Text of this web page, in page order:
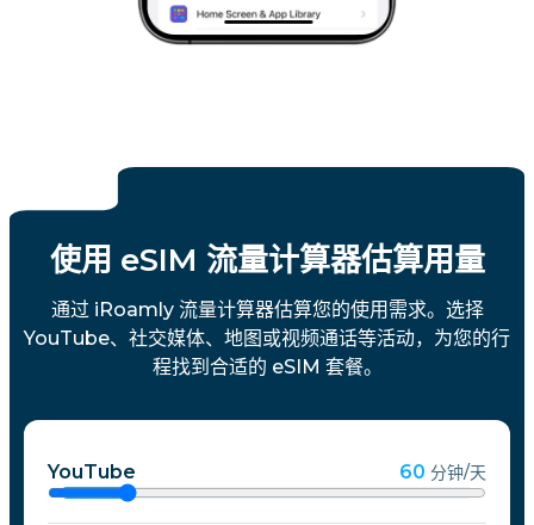
使用 eSIM 流量计算器估算用量
通过 iRoamly 流量计算器估算您的使用需求。选择
YouTube、社交媒体、地图或视频通话等活动，为您的行
程找到合适的 eSIM 套餐。
YouTube 60 分钟/天